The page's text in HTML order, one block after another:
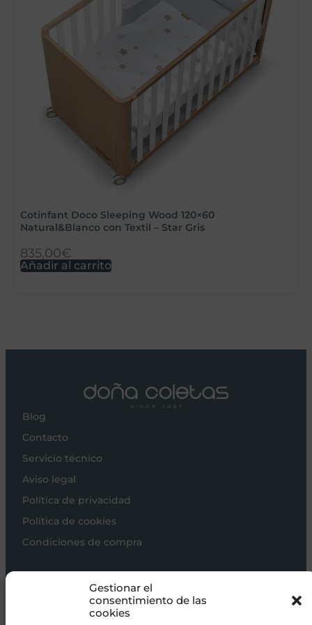
Gestionar el
consentimiento de las
cookies
Cotinfant Doco Sleeping Wood 120×60
Natural&Blanco con Textil – Star Gris
835,00€
Añadir al carrito
Blog
Contacto
Servicio técnico
Aviso legal
Política de privacidad
Política de cookies
Condiciones de compra
Carros de bebé
Sillas de paseo